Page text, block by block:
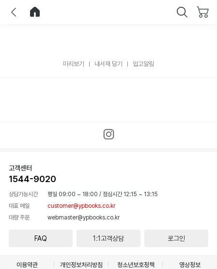
미리보기 내서재 담기 입고알림
고객센터
1544-9020
상담가능시간 평일 09:00 ~ 18:00 / 점심시간 12:15 ~ 13:15
대표 메일
customer@ypbooks.co.kr
대량 주문
webmaster@ypbooks.co.kr
FAQ 1:1고객상담 로그인
이용약관 개인정보처리방침 청소년보호정책 영상정보